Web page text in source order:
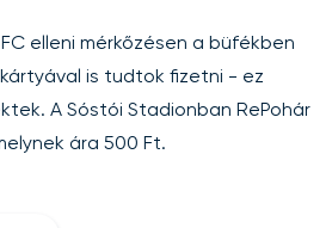
elleni mérkőzésen a büfékben
is tudtok fizetni - ez
A Sóstói Stadionban RePohár
ára 500 Ft.